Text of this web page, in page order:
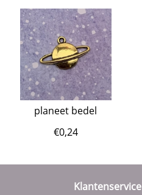
planeet bedel
€0,24
Klantenservice